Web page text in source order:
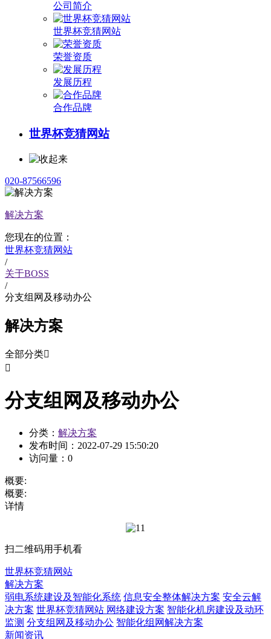
公司简介
世界杯竞猜网站
荣誉资质
发展历程
合作品牌
世界杯竞猜网站
020-87566596
解决方案
您现在的位置：
世界杯竞猜网站
/
关于BOSS
/
分支组网及移动办公
解决方案
全部分类

分支组网及移动办公
分类： 解决方案
发布时间： 2022-07-29 15:50:20
访问量： 0
概要:
概要:
详情
扫二维码用手机看
世界杯竞猜网站
解决方案
弱电系统建设及智能化系统 信息安全整体解决方案 安全云解
决方案 世界杯竞猜网站 网络建设方案 智能化机房建设及动环
监测 分支组网及移动办公 智能化组网解决方案
新闻资讯